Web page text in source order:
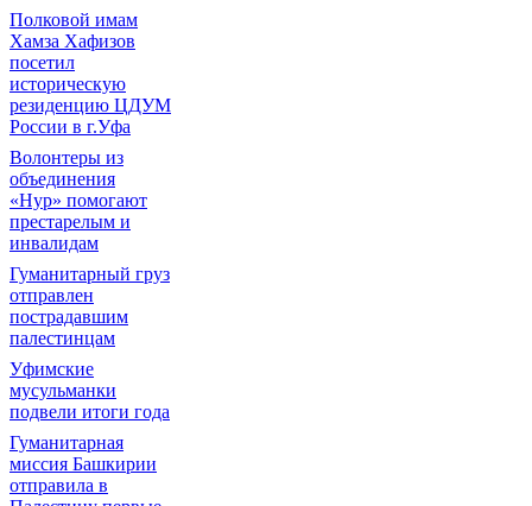
Полковой имам
Хамза Хафизов
посетил
историческую
резиденцию ЦДУМ
России в г.Уфа
Волонтеры из
объединения
«Нур» помогают
престарелым и
инвалидам
Гуманитарный груз
отправлен
пострадавшим
палестинцам
Уфимские
мусульманки
подвели итоги года
Гуманитарная
миссия Башкирии
отправила в